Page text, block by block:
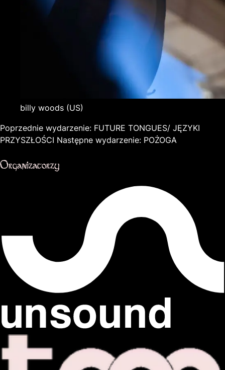
billy woods (US)
Poprzednie wydarzenie: FUTURE TONGUES/ JĘZYKI
PRZYSZŁOŚCI Następne wydarzenie: POŻOGA
Organizatorzy